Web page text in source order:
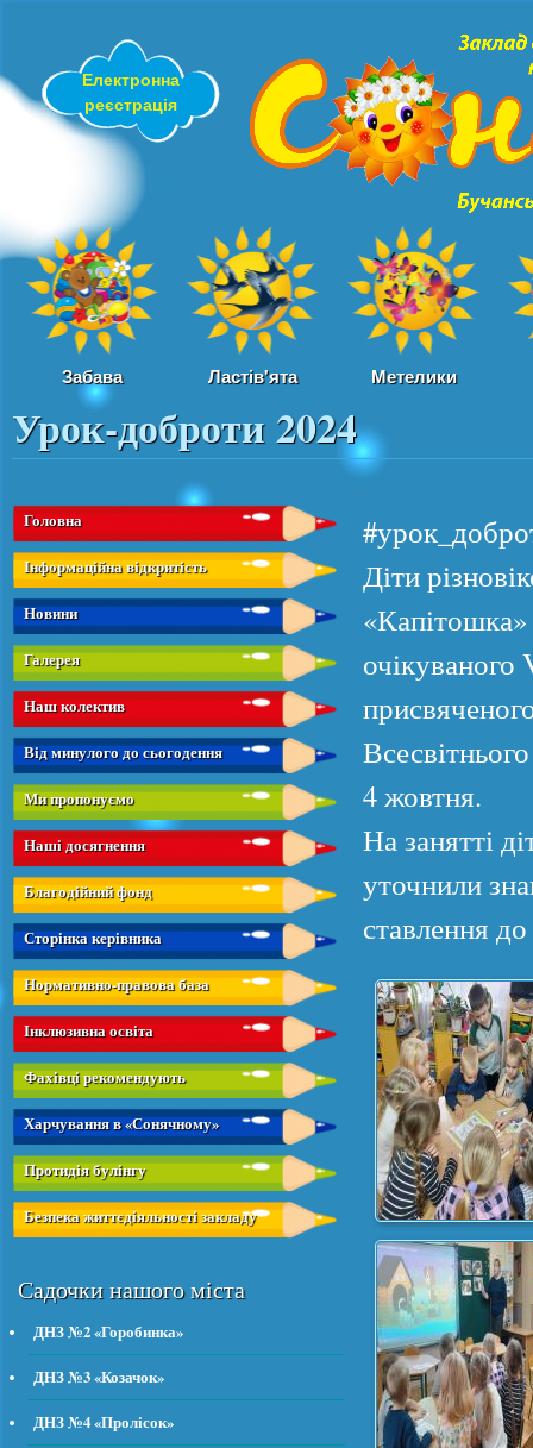
Електронна
реєстрація
Забава Ластів'ята Метелики
Вы здесь
Урок-доброти 2024
Головна
Інформаційна відкритість
Новини
Галерея
Наш колектив
Від минулого до сьогодення
Ми пропонуємо
Наші досягнення
Благодійний фонд
Сторінка керівника
Нормативно-правова база
Інклюзивна освіта
Фахівці рекомендують
Харчування в «Сонячному»
Протидія булінгу
Безпека життєдіяльності закладу
Садочки нашого міста
ДНЗ №2 «Горобинка»
ДНЗ №3 «Козачок»
ДНЗ №4 «Пролісок»
Діти
4 жовтня.
На занятті
уточнили
ставлення